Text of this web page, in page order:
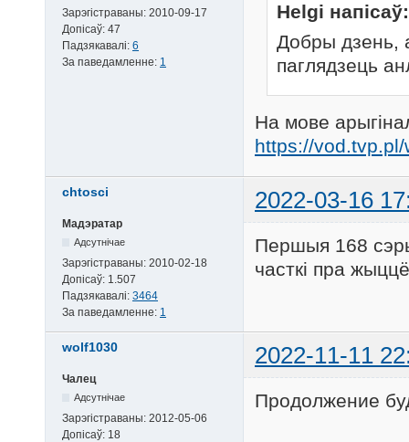
Зарэгістраваны: 2010-09-17
Допісаў: 47
Падзякавалі: 6
За паведамленне: 1
Helgi напісаў:
Добры дзень,
паглядзець
На мове
https://
chtosci 2022-03-16
Мадэратар
Адсутнічае
Зарэгістраваны: 2010-02-18
Допісаў: 1.507
Падзякавалі: 3464
За паведамленне: 1
Першыя 168
часткі пра
wolf1030 2022-11-11
Чалец
Адсутнічае
Зарэгістраваны: 2012-05-06
Допісаў: 18
Продолжение